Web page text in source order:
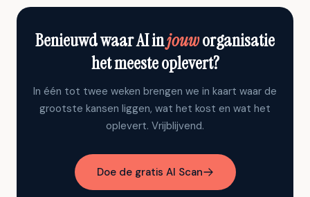
interne kennisbank. Deze toepassingen zijn in weken te
bouwen en leveren direct meetbare tijdsbesparing.
Benieuwd waar AI injouworganisatie
het meeste oplevert?
In één tot twee weken brengen we in kaart waar de
grootste kansen liggen, wat het kost en wat het
oplevert. Vrijblijvend.
Doe de gratis AI Scan